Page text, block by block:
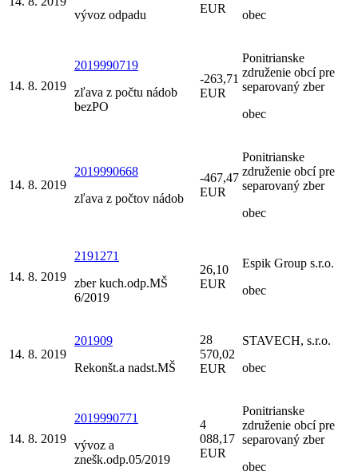
vývoz odpadu
EUR
obec
14. 8. 2019
2019990719
zľava z počtu nádob
bezPO
-263,71
EUR
Ponitrianske
združenie obcí pre
separovaný zber
obec
14. 8. 2019
2019990668
zľava z počtov nádob
-467,47
EUR
Ponitrianske
združenie obcí pre
separovaný zber
obec
14. 8. 2019
2191271
zber kuch.odp.MŠ
6/2019
26,10
EUR
Espik Group s.r.o.
obec
14. 8. 2019
201909
Rekonšt.a nadst.MŠ
28
570,02
EUR
STAVECH, s.r.o.
obec
14. 8. 2019
2019990771
vývoz a
znešk.odp.05/2019
4
088,17
EUR
Ponitrianske
združenie obcí pre
separovaný zber
obec